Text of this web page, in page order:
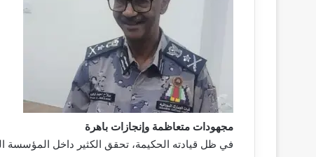
مجهودات متعاظمة وإنجازات باهرة
في ظل قيادته الحكيمة، تحقق الكثير داخل المؤسسة